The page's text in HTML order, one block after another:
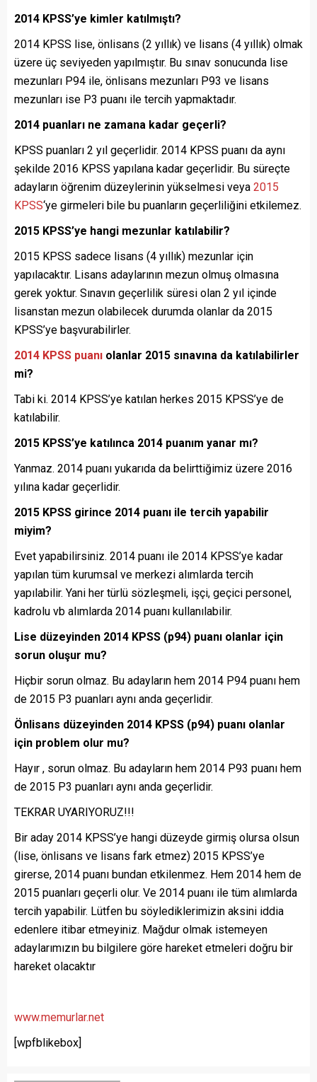
2014 KPSS’ye kimler katılmıştı?
2014 KPSS lise, önlisans (2 yıllık) ve lisans (4 yıllık) olmak
üzere üç seviyeden yapılmıştır. Bu sınav sonucunda lise
mezunları P94 ile, önlisans mezunları P93 ve lisans
mezunları ise P3 puanı ile tercih yapmaktadır.
2014 puanları ne zamana kadar geçerli?
KPSS puanları 2 yıl geçerlidir. 2014 KPSS puanı da aynı
şekilde 2016 KPSS yapılana kadar geçerlidir. Bu süreçte
adayların öğrenim düzeylerinin yükselmesi veya 2015
KPSS‘ye girmeleri bile bu puanların geçerliliğini etkilemez.
2015 KPSS’ye hangi mezunlar katılabilir?
2015 KPSS sadece lisans (4 yıllık) mezunlar için
yapılacaktır. Lisans adaylarının mezun olmuş olmasına
gerek yoktur. Sınavın geçerlilik süresi olan 2 yıl içinde
lisanstan mezun olabilecek durumda olanlar da 2015
KPSS’ye başvurabilirler.
2014 KPSS puanı olanlar 2015 sınavına da katılabilirler
mi?
Tabi ki. 2014 KPSS’ye katılan herkes 2015 KPSS’ye de
katılabilir.
2015 KPSS’ye katılınca 2014 puanım yanar mı?
Yanmaz. 2014 puanı yukarıda da belirttiğimiz üzere 2016
yılına kadar geçerlidir.
2015 KPSS girince 2014 puanı ile tercih yapabilir
miyim?
Evet yapabilirsiniz. 2014 puanı ile 2014 KPSS’ye kadar
yapılan tüm kurumsal ve merkezi alımlarda tercih
yapılabilir. Yani her türlü sözleşmeli, işçi, geçici personel,
kadrolu vb alımlarda 2014 puanı kullanılabilir.
Lise düzeyinden 2014 KPSS (p94) puanı olanlar için
sorun oluşur mu?
Hiçbir sorun olmaz. Bu adayların hem 2014 P94 puanı hem
de 2015 P3 puanları aynı anda geçerlidir.
Önlisans düzeyinden 2014 KPSS (p94) puanı olanlar
için problem olur mu?
Hayır , sorun olmaz. Bu adayların hem 2014 P93 puanı hem
de 2015 P3 puanları aynı anda geçerlidir.
TEKRAR UYARIYORUZ!!!
Bir aday 2014 KPSS’ye hangi düzeyde girmiş olursa olsun
(lise, önlisans ve lisans fark etmez) 2015 KPSS’ye
girerse, 2014 puanı bundan etkilenmez. Hem 2014 hem de
2015 puanları geçerli olur. Ve 2014 puanı ile tüm alımlarda
tercih yapabilir. Lütfen bu söylediklerimizin aksini iddia
edenlere itibar etmeyiniz. Mağdur olmak istemeyen
adaylarımızın bu bilgilere göre hareket etmeleri doğru bir
hareket olacaktır
www.memurlar.net
[wpfblikebox]